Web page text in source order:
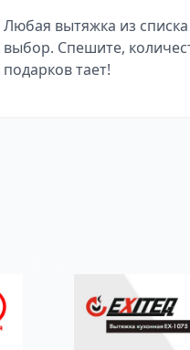
Любая вытяжка из
выбор. Спешите,
подарков тает!